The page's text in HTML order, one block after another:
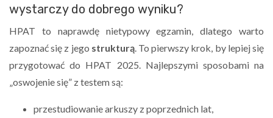
wystarczy do dobrego wyniku?
HPAT to naprawdę nietypowy egzamin, dlatego warto
zapoznać się z jego strukturą. To pierwszy krok, by lepiej się
przygotować do HPAT 2025. Najlepszymi sposobami na
„oswojenie się” z testem są:
przestudiowanie arkuszy z poprzednich lat,